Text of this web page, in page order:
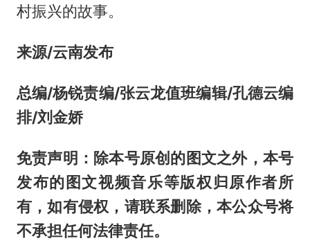
村振兴的故事。
来源/云南发布
总编/杨锐责编/张云龙值班编辑/孔德云编
排/刘金娇
免责声明：除本号原创的图文之外，本号
发布的图文视频音乐等版权归原作者所
有，如有侵权，请联系删除，本公众号将
不承担任何法律责任。